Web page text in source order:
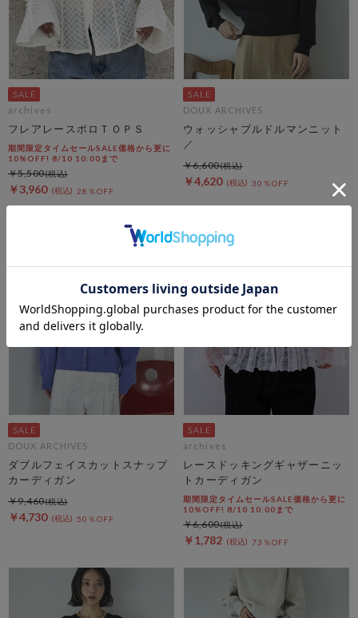
archives
フレアレースポロＴＯＰＳ
期間限定タイムセールSALE価格から更に
10%OFF! 8/10 10:00まで
￥3,960 28％OFF
￥5,500
DOUX ARCHIVES
ウォッシャブルドルマンニット
／
￥4,620 30％OFF
￥6,600
DOUX ARCHIVES
ダブルフェイスカットスナップ
カーディガン
￥4,730 50％OFF
￥9,460
archives
レースドッキングギャザーニッ
トカーディガン
期間限定タイムセールSALE価格から更に
10%OFF! 8/10 10:00まで
￥1,782 73％OFF
￥6,600